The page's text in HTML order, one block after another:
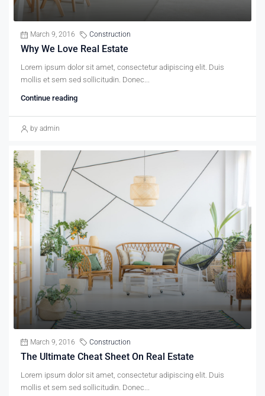
March 9, 2016 Construction
Why We Love Real Estate
Lorem ipsum dolor sit amet, consectetur adipiscing elit. Duis
mollis et sem sed sollicitudin. Donec...
Continue reading
by admin
March 9, 2016 Construction
The Ultimate Cheat Sheet On Real Estate
Lorem ipsum dolor sit amet, consectetur adipiscing elit. Duis
mollis et sem sed sollicitudin. Donec...